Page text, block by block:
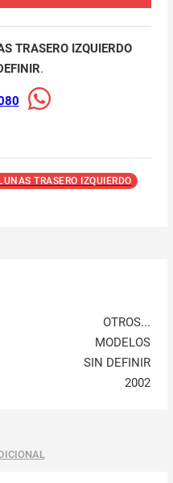
TRASERO IZQUIERDO
.
TRASERO IZQUIERDO
OTROS...
MODELOS
SIN DEFINIR
2002